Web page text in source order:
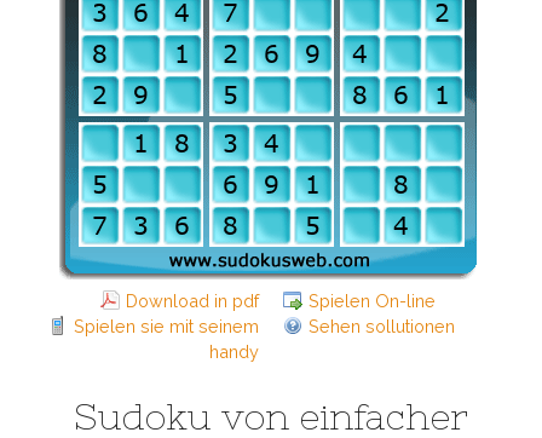
Download in pdf
Spielen On-line
Spielen sie mit seinem
handy
Sehen sollutionen
Sudoku von einfacher